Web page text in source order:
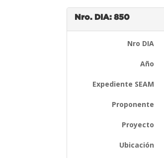
Nro. DIA: 850
Nro DIA
Año
Expediente SEAM
Proponente
Proyecto
Ubicación